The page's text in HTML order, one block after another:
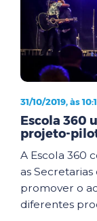
31/10/2019, às
Escola 360
projeto-
A Escola 360
as
promover o
diferentes